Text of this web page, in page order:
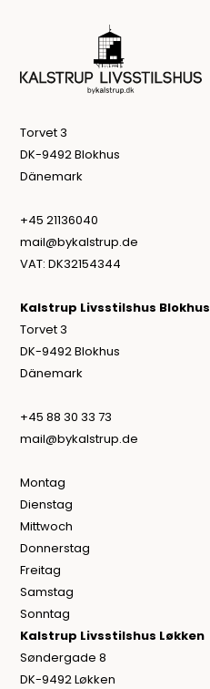
Torvet 3
DK-9492 Blokhus
Dänemark
+45 21136040
mail@bykalstrup.de
VAT: DK32154344
Kalstrup Livsstilshus Blokhus
Torvet 3
DK-9492 Blokhus
Dänemark
+45 88 30 33 73
mail@bykalstrup.de
Montag
Dienstag
Mittwoch
Donnerstag
Freitag
Samstag
Sonntag
Kalstrup Livsstilshus Løkken
Søndergade 8
DK-9492 Løkken